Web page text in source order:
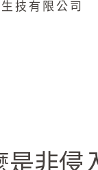
技有限公司
是非侵